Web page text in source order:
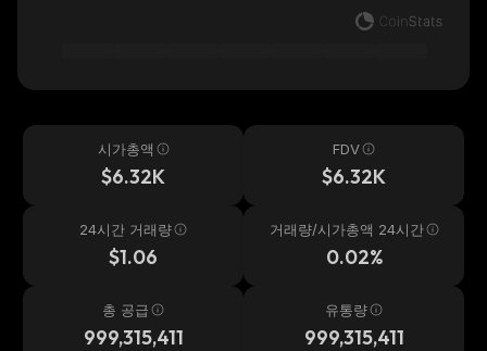
시가총액
$6.32K
FDV
$6.32K
24시간 거래량
$1.06
거래량/시가총액 24시간
0.02%
총 공급
999,315,411
유통량
999,315,411